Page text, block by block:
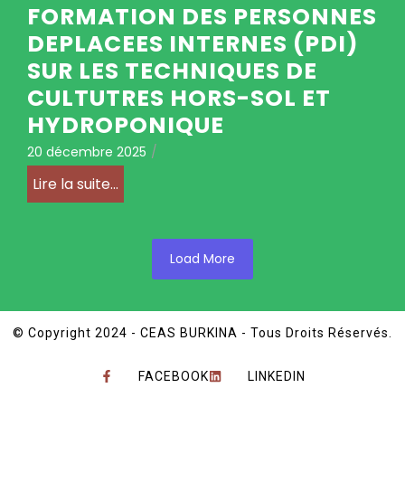
FORMATION DES PERSONNES
DEPLACEES INTERNES (PDI)
SUR LES TECHNIQUES DE
CULTUTRES HORS-SOL ET
HYDROPONIQUE
20 décembre 2025 /
Lire la suite...
Load More
© Copyright 2024 - CEAS BURKINA - Tous Droits Réservés.
FACEBOOK LINKEDIN